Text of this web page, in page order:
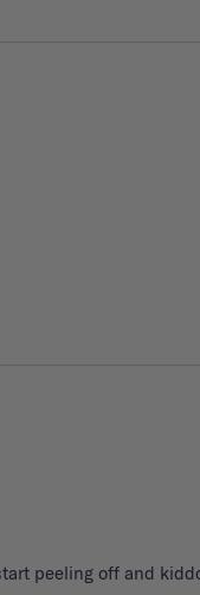
peeling off and